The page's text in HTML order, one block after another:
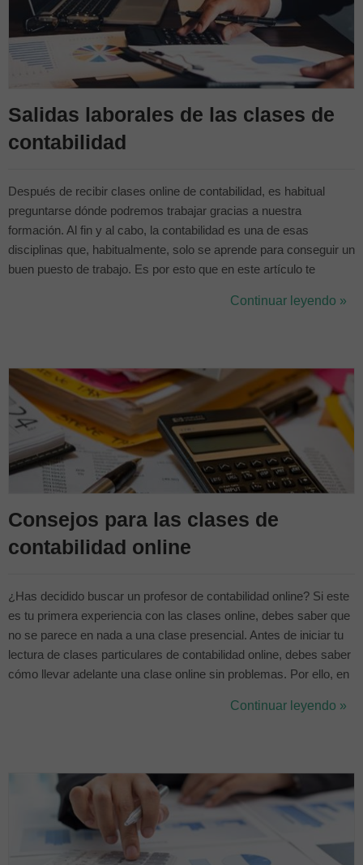
Salidas laborales de las clases de
contabilidad
Después de recibir clases online de contabilidad, es habitual
preguntarse dónde podremos trabajar gracias a nuestra
formación. Al fin y al cabo, la contabilidad es una de esas
disciplinas que, habitualmente, solo se aprende para conseguir un
buen puesto de trabajo. Es por esto que en este artículo te
contabilidad, para que puedas enfocarte en la que más se adapte
Continuar leyendo »
Consejos para las clases de
contabilidad online
¿Has decidido buscar un profesor de contabilidad online? Si este
es tu primera experiencia con las clases online, debes saber que
no se parece en nada a una clase presencial. Antes de iniciar tu
lectura de clases particulares de contabilidad online, debes saber
cómo llevar adelante una clase online sin problemas. Por ello, en
través de clases online. Hay dos factores que hay que ...
Continuar leyendo »